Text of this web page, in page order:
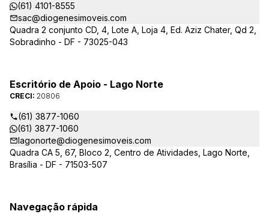
(61) 4101-8555
sac@diogenesimoveis.com
Quadra 2 conjunto CD, 4, Lote A, Loja 4, Ed. Aziz Chater, Qd 2,
Sobradinho - DF - 73025-043
Escritório de Apoio - Lago Norte
CRECI: 20806
(61) 3877-1060
(61) 3877-1060
lagonorte@diogenesimoveis.com
Quadra CA 5, 67, Bloco 2, Centro de Atividades, Lago Norte,
Brasília - DF - 71503-507
Navegação rápida